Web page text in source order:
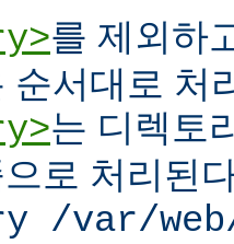
를 제외하
순서대로 처
는 디렉토
로 처리된
/var/